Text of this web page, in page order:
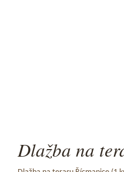
Dlažba na